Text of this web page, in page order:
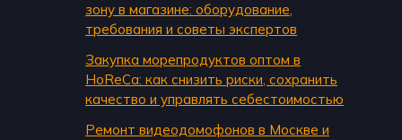
зону в магазине: оборудование,
требования и советы экспертов
Закупка морепродуктов оптом в
HoReCa: как снизить риски, сохранить
качество и управлять себестоимостью
Ремонт видеодомофонов в Москве и